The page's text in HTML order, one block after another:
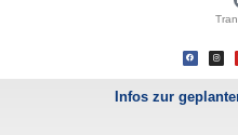
Infos zur